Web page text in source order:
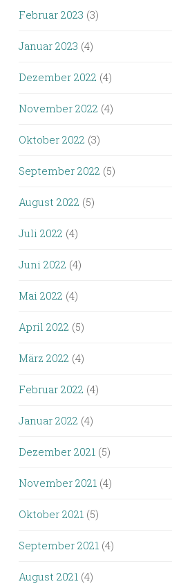
Februar 2023 (3)
Januar 2023 (4)
Dezember 2022 (4)
November 2022 (4)
Oktober 2022 (3)
September 2022 (5)
August 2022 (5)
Juli 2022 (4)
Juni 2022 (4)
Mai 2022 (4)
April 2022 (5)
März 2022 (4)
Februar 2022 (4)
Januar 2022 (4)
Dezember 2021 (5)
November 2021 (4)
Oktober 2021 (5)
September 2021 (4)
August 2021 (4)